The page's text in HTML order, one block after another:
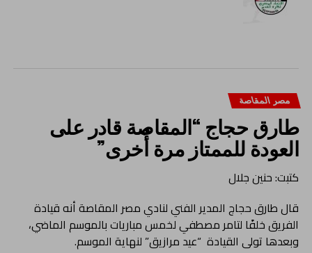
مصر المقاصة
طارق حجاج “المقاصة قادر على
العودة للممتاز مرة أُخرى”
كتبت: حنين جلال
قال طارق حجاج المدير الفني لنادي مصر المقاصة أنه قيادة
الفريق خلفًا لتامر مصطفي لخمس مباريات بالموسم الماضي،
وبعدها تولى القيادة “عيد مرازيق” لنهاية الموسم.